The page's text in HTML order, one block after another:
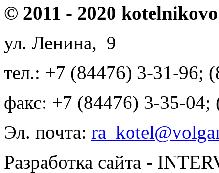
© 2011 - 2020
ул. Ленина, 9
тел.: +7 (84476) 3-31-96;
факс: +7 (84476) 3-35-04;
Эл. почта:
Разработка сайта -